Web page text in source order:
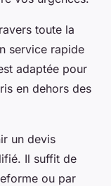
toute la
service rapide
adaptée pour
en dehors des
un devis
Il suffit de
ou par